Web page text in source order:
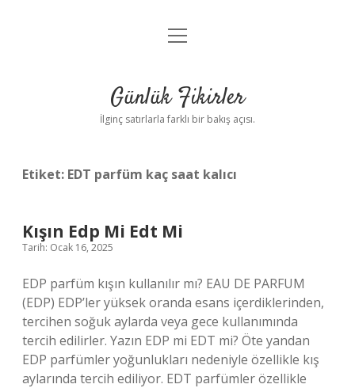
Anasayfa
Yasal Uyarı
menüyü
Günlük Fikirler
İlginç satırlarla farklı bir bakış açısı.
Etiket: EDT parfüm kaç saat kalıcı
Kışın Edp Mi Edt Mi
Tarih: Ocak 16, 2025
EDP parfüm kışın kullanılır mı? EAU DE PARFUM
(EDP) EDP’ler yüksek oranda esans içerdiklerinden,
tercihen soğuk aylarda veya gece kullanımında
tercih edilirler. Yazın EDP mi EDT mi? Öte yandan
EDP parfümler yoğunlukları nedeniyle özellikle kış
aylarında tercih ediliyor. EDT parfümler özellikle